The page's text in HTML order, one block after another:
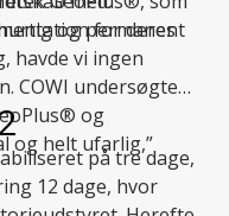
og permanent
for deres
havde vi ingen
COWI undersøgte
og
og helt ufarlig,”
på tre dage,
12 dage, hvor